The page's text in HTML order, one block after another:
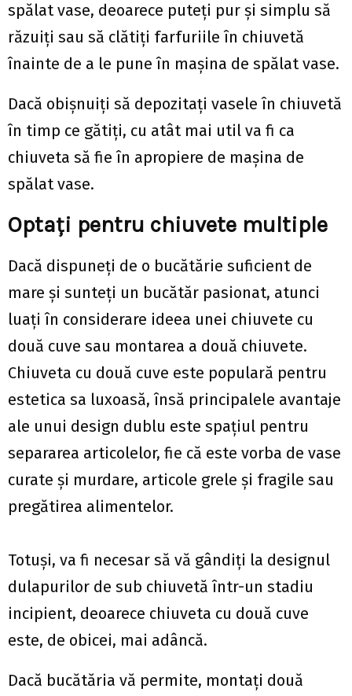
spălat vase, deoarece puteți pur și simplu să
răzuiți sau să clătiți farfuriile în chiuvetă
înainte de a le pune în mașina de spălat vase.
Dacă obișnuiți să depozitați vasele în chiuvetă
în timp ce gătiți, cu atât mai util va fi ca
chiuveta să fie în apropiere de mașina de
spălat vase.
Optați pentru chiuvete multiple
Dacă dispuneți de o bucătărie suficient de
mare și sunteți un bucătăr pasionat, atunci
luați în considerare ideea unei chiuvete cu
două cuve sau montarea a două chiuvete.
Chiuveta cu două cuve este populară pentru
estetica sa luxoasă, însă principalele avantaje
ale unui design dublu este spațiul pentru
separarea articolelor, fie că este vorba de vase
curate și murdare, articole grele și fragile sau
pregătirea alimentelor.
Totuși, va fi necesar să vă gândiți la designul
dulapurilor de sub chiuvetă într-un stadiu
incipient, deoarece chiuveta cu două cuve
este, de obicei, mai adâncă.
Dacă bucătăria vă permite, montați două